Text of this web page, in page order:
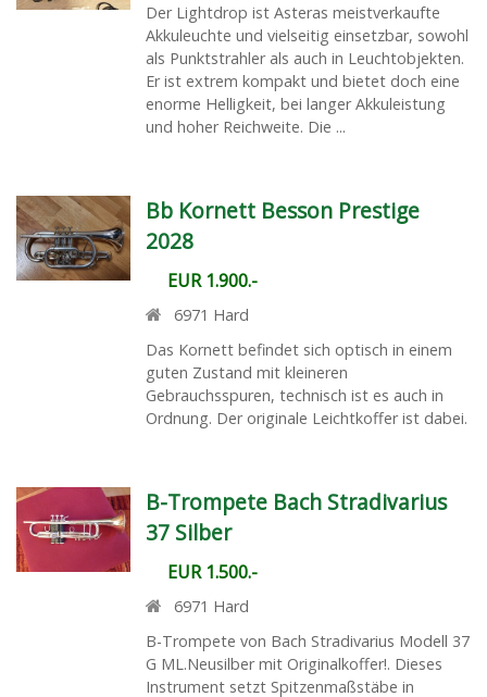
Der Lightdrop ist Asteras meistverkaufte
Akkuleuchte und vielseitig einsetzbar, sowohl
als Punktstrahler als auch in Leuchtobjekten.
Er ist extrem kompakt und bietet doch eine
enorme Helligkeit, bei langer Akkuleistung
und hoher Reichweite. Die ...
Bb Kornett Besson Prestige
2028
EUR 1.900.-
6971 Hard
Das Kornett befindet sich optisch in einem
guten Zustand mit kleineren
Gebrauchsspuren, technisch ist es auch in
Ordnung. Der originale Leichtkoffer ist dabei.
B-Trompete Bach Stradivarius
37 Silber
EUR 1.500.-
6971 Hard
B-Trompete von Bach Stradivarius Modell 37
G ML.Neusilber mit Originalkoffer!. Dieses
Instrument setzt Spitzenmaßstäbe in